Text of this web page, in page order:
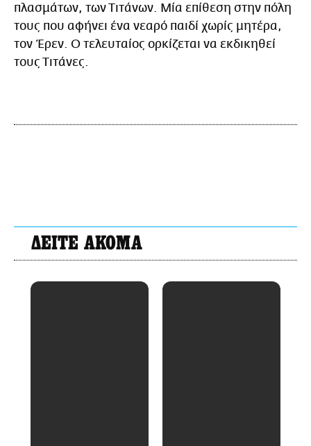
πλασμάτων, των Τιτάνων. Μία επίθεση στην πόλη
τους που αφήνει ένα νεαρό παιδί χωρίς μητέρα,
τον Έρεν. Ο τελευταίος ορκίζεται να εκδικηθεί
τους Τιτάνες.
ΔΕΙΤΕ ΑΚΟΜΑ